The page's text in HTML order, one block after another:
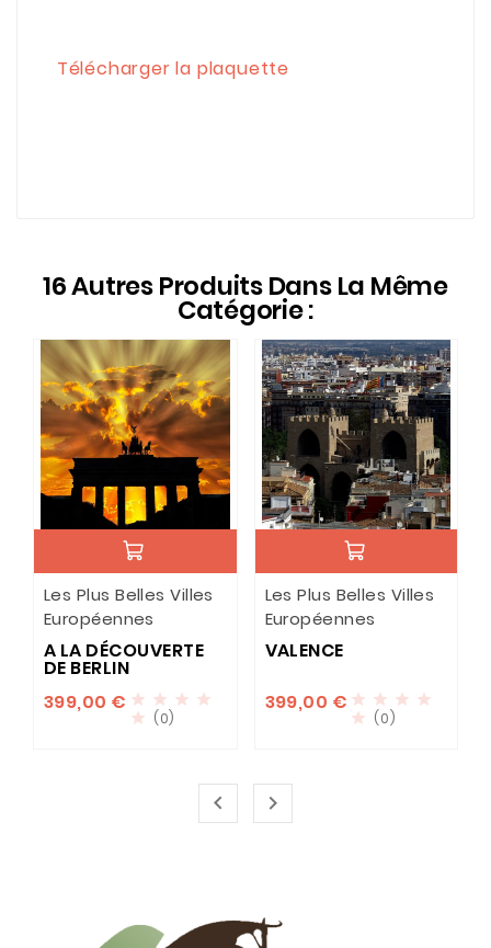
Télécharger la plaquette
16 Autres Produits Dans La Même
Catégorie :
Les Plus Belles Villes
Européennes
A LA DÉCOUVERTE
DE BERLIN
399,00 €    
 (0)
Les Plus Belles Villes
Européennes
VALENCE
399,00 €    
 (0)
 